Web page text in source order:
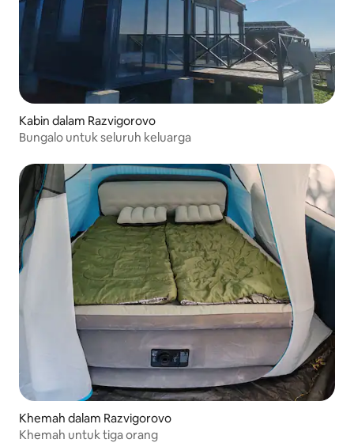
Kabin dalam Razvigorovo
Bungalo untuk seluruh keluarga
Khemah dalam Razvigorovo
Khemah untuk tiga orang